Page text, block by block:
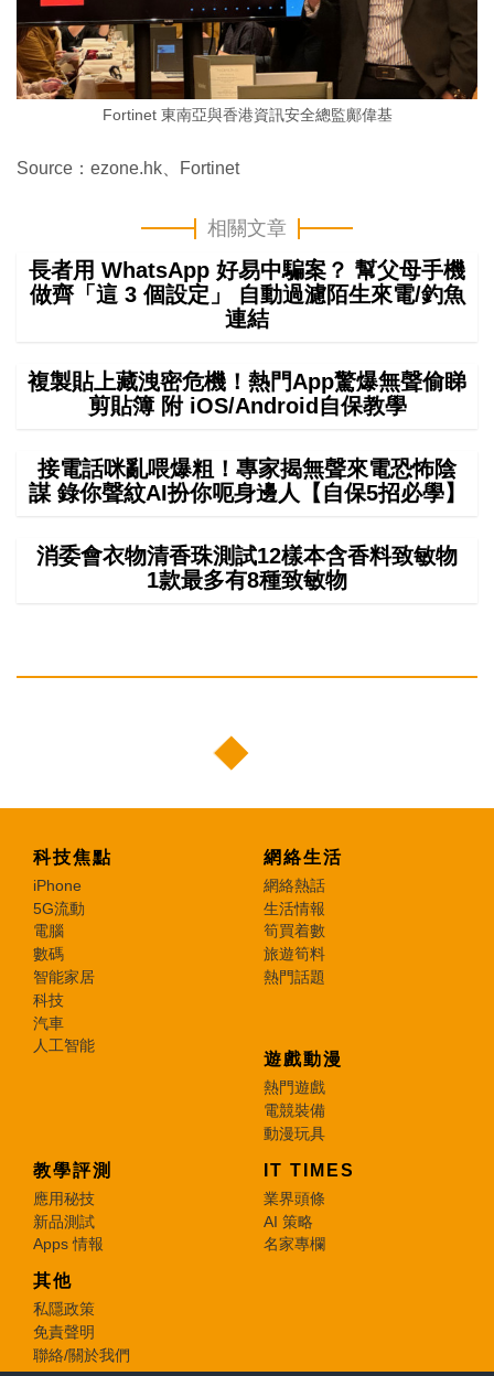
Fortinet 東南亞與香港資訊安全總監鄺偉基
Source：ezone.hk、Fortinet
相關文章
長者用 WhatsApp 好易中騙案？ 幫父母手機
做齊「這 3 個設定」 自動過濾陌生來電/釣魚
連結
複製貼上藏洩密危機！熱門App驚爆無聲偷睇
剪貼簿 附 iOS/Android自保教學
接電話咪亂喂爆粗！專家揭無聲來電恐怖陰
謀 錄你聲紋AI扮你呃身邊人【自保5招必學】
消委會衣物清香珠測試12樣本含香料致敏物
1款最多有8種致敏物
科技焦點
iPhone
5G流動
電腦
數碼
智能家居
科技
汽車
人工智能
網絡生活
網絡熱話
生活情報
筍買着數
旅遊筍料
熱門話題
遊戲動漫
熱門遊戲
電競裝備
動漫玩具
教學評測
應用秘技
新品測試
Apps 情報
IT TIMES
業界頭條
AI 策略
名家專欄
其他
私隱政策
免責聲明
聯絡/關於我們